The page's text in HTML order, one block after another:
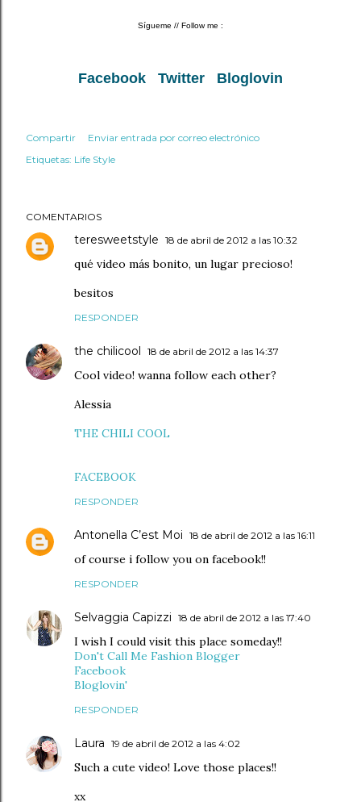
Sígueme // Follow me :
Facebook Twitter Bloglovin
Compartir
Enviar entrada por correo electrónico
Etiquetas: Life Style
COMENTARIOS
teresweetstyle 18 de abril de 2012 a las 10:32
qué video más bonito, un lugar precioso!
besitos
RESPONDER
the chilicool 18 de abril de 2012 a las 14:37
Cool video! wanna follow each other?
Alessia
THE CHILI COOL
FACEBOOK
RESPONDER
Antonella C’est Moi 18 de abril de 2012 a las 16:11
of course i follow you on facebook!!
RESPONDER
Selvaggia Capizzi 18 de abril de 2012 a las 17:40
I wish I could visit this place someday!!
Don't Call Me Fashion Blogger
Facebook
Bloglovin'
RESPONDER
Laura 19 de abril de 2012 a las 4:02
Such a cute video! Love those places!!
xx